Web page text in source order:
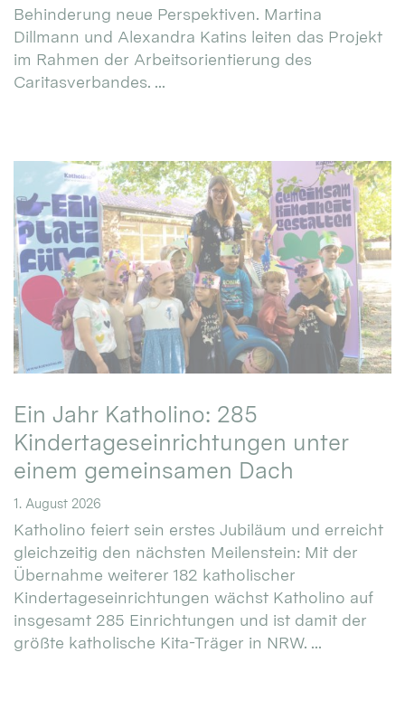
Behinderung neue Perspektiven. Martina
Dillmann und Alexandra Katins leiten das Projekt
im Rahmen der Arbeitsorientierung des
Caritasverbandes. ...
Ein Jahr Katholino: 285
Kindertageseinrichtungen unter
einem gemeinsamen Dach
1. August 2026
Katholino feiert sein erstes Jubiläum und erreicht
gleichzeitig den nächsten Meilenstein: Mit der
Übernahme weiterer 182 katholischer
Kindertageseinrichtungen wächst Katholino auf
insgesamt 285 Einrichtungen und ist damit der
größte katholische Kita-Träger in NRW. ...